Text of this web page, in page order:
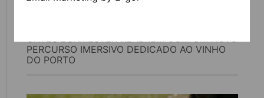
CAVES BURMESTER REABREM COM UM NOVO
PERCURSO IMERSIVO DEDICADO AO VINHO
DO PORTO